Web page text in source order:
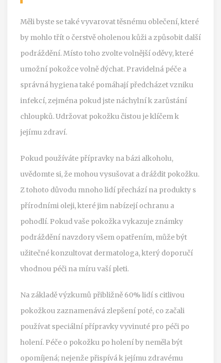
Měli byste se také vyvarovat těsnému oblečení, které
by mohlo třít o čerstvě oholenou kůži a způsobit další
podráždění. Místo toho zvolte volnější oděvy, které
umožní pokožce volně dýchat. Pravidelná péče a
správná hygiena také pomáhají předcházet vzniku
infekcí, zejména pokud jste náchylní k zarůstání
chloupků. Udržovat pokožku čistou je klíčem k
jejímu zdraví.
Pokud používáte přípravky na bázi alkoholu,
uvědomte si, že mohou vysušovat a dráždit pokožku.
Z tohoto důvodu mnoho lidí přechází na produkty s
přírodními oleji, které jim nabízejí ochranu a
pohodlí. Pokud vaše pokožka vykazuje známky
podráždění navzdory všem opatřením, může být
užitečné konzultovat dermatologa, který doporučí
vhodnou péči na míru vaší pleti.
Na základě výzkumů přibližně 60% lidí s citlivou
pokožkou zaznamenává zlepšení poté, co začali
používat speciální přípravky vyvinuté pro péči po
holení. Péče o pokožku po holení by neměla být
opomíjená; nejenže přispívá k jejímu zdravému